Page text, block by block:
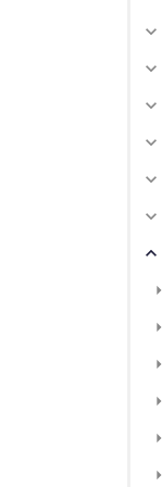
expand_more
expand_more
expand_more
expand_more
expand_more
expand_more
expand_less
arrow_right
arrow_right
arrow_right
arrow_right
arrow_right
arrow_right